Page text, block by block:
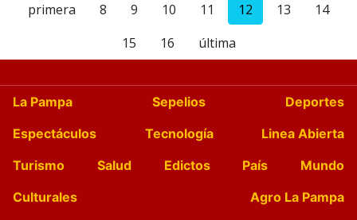
primera 8 9 10 11 12 13
14
15
16 última
La Pampa Sepelios
Deportes
Espectáculos
Tecnología
Linea Abierta
Turismo
Salud Edictos País
Mundo
Culturales
Agro La Pampa